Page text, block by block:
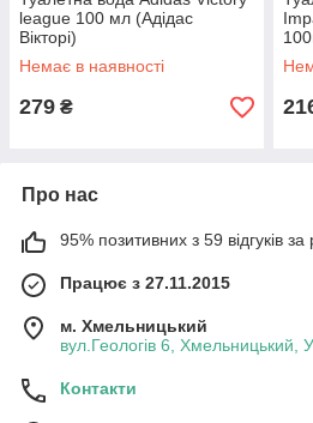
league 100 мл (Адідас
Вікторі)
Немає в наявності
279 ₴
Про нас
95% позитивних з 59 відгуків за
Працює з 27.11.2015
м. Хмельницький
вул.Геологів 6, Хмельницький,
Контакти